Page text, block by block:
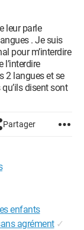
leur parle
. Je suis
pour m’interdire
l’interdire
2 langues et se
disent sont
Partager
enfants
agrément ✓